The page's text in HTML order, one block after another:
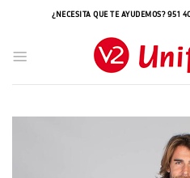
¿NECESITA QUE TE AYUDEMOS?